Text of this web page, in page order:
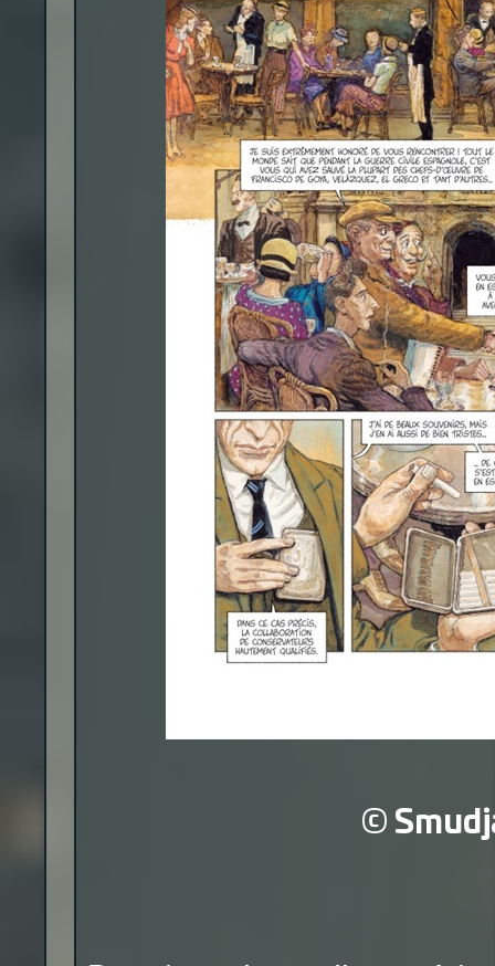
©